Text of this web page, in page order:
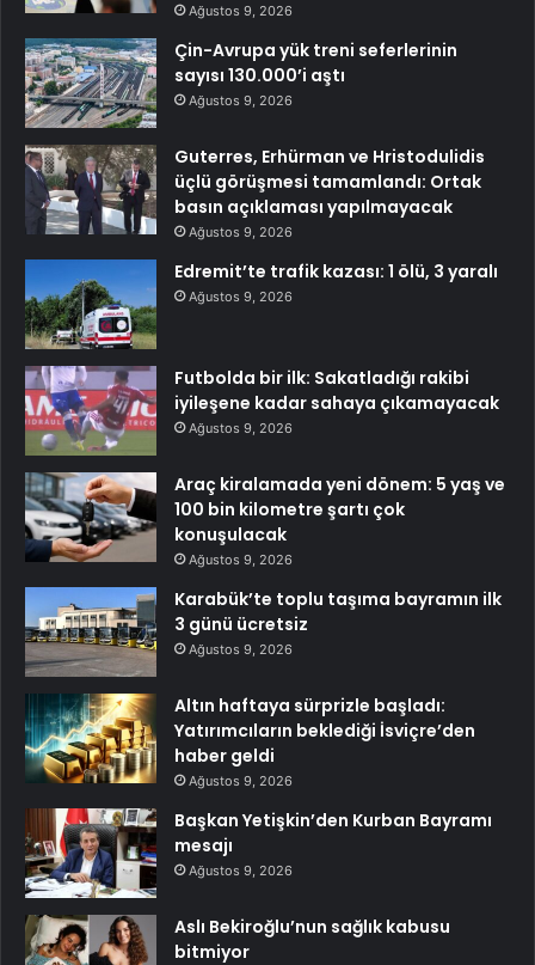
Ağustos 9, 2026
Çin-Avrupa yük treni seferlerinin
sayısı 130.000’i aştı
Ağustos 9, 2026
Guterres, Erhürman ve Hristodulidis
üçlü görüşmesi tamamlandı: Ortak
basın açıklaması yapılmayacak
Ağustos 9, 2026
Edremit’te trafik kazası: 1 ölü, 3 yaralı
Ağustos 9, 2026
Futbolda bir ilk: Sakatladığı rakibi
iyileşene kadar sahaya çıkamayacak
Ağustos 9, 2026
Araç kiralamada yeni dönem: 5 yaş ve
100 bin kilometre şartı çok
konuşulacak
Ağustos 9, 2026
Karabük’te toplu taşıma bayramın ilk
3 günü ücretsiz
Ağustos 9, 2026
Altın haftaya sürprizle başladı:
Yatırımcıların beklediği İsviçre’den
haber geldi
Ağustos 9, 2026
Başkan Yetişkin’den Kurban Bayramı
mesajı
Ağustos 9, 2026
Aslı Bekiroğlu’nun sağlık kabusu
bitmiyor